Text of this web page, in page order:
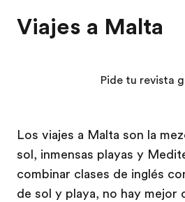
Viajes a Malta
Los viajes a Malta son la
sol, inmensas playas y
combinar clases de inglés
de sol y playa, no hay mejor
Pide tu revista